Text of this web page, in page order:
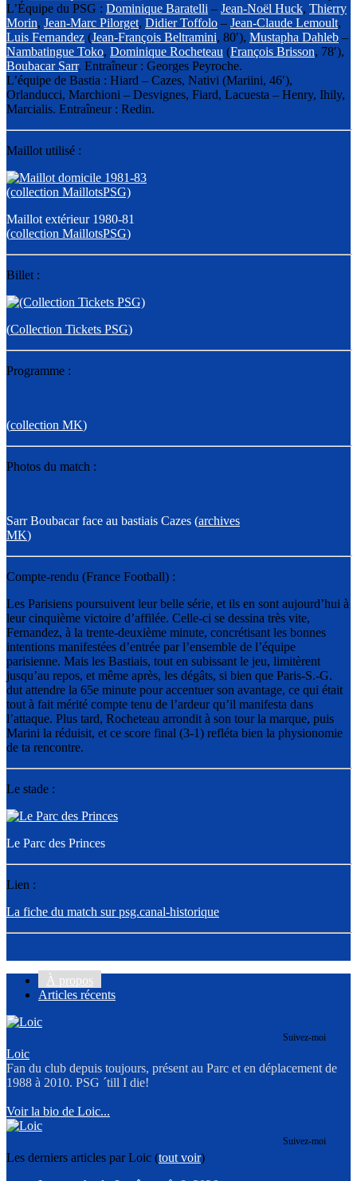
L’Équipe du PSG : Dominique Baratelli – Jean-Noёl Huck, Thierry
Morin, Jean-Marc Pilorget, Didier Toffolo – Jean-Claude Lemoult,
Luis Fernandez (Jean-François Beltramini, 80′), Mustapha Dahleb –
Nambatingue Toko, Dominique Rocheteau (François Brisson, 78′),
Boubacar Sarr. Entraîneur : Georges Peyroche.
L’équipe de Bastia : Hiard – Cazes, Nativi (Mariini, 46′),
Orlanducci, Marchioni – Desvignes, Fiard, Lacuesta – Henry, Ihily,
Marcialis. Entraîneur : Redin.
Maillot utilisé :
Maillot extérieur 1980-81
(collection MaillotsPSG)
Billet :
(Collection Tickets PSG)
Programme :
(collection MK)
Photos du match :
Sarr Boubacar face au bastiais Cazes (archives
MK)
Compte-rendu (France Football) :
Les Parisiens poursuivent leur belle série, et ils en sont aujourd’hui à
leur cinquième victoire d’affilée. Celle-ci se dessina très vite,
Fernandez, à la trente-deuxième minute, concrétisant les bonnes
intentions manifestées d’entrée par l’ensemble de l’équipe
parisienne. Mais les Bastiais, tout en subissant le jeu, limitèrent
jusqu’au repos, et même après, les dégâts, si bien que Paris-S.-G.
dut attendre la 65e minute pour accentuer son avantage, ce qui était
tout à fait mérité compte tenu de l’ardeur qu’il manifesta dans
l’attaque. Plus tard, Rocheteau arrondit à son tour la marque, puis
Marini la réduisit, et ce score final (3-1) refléta bien la physionomie
de ta rencontre.
Le stade :
Le Parc des Princes
Lien :
La fiche du match sur psg.canal-historique
À propos
Articles récents
Suivez-moi
Loic
Fan du club depuis toujours, présent au Parc et en déplacement de
1988 à 2010. PSG ´till I die!
Voir la bio de Loic...
Suivez-moi
Les derniers articles par Loic (tout voir)